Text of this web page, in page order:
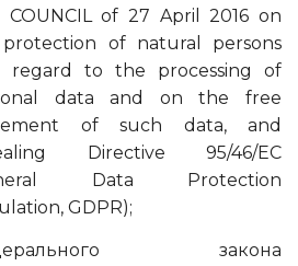
COUNCIL of 27 April 2016 on
of natural persons
regard to the processing of
data and on the free
of such data, and
Directive 95/46/EC
Data Protection
GDPR);
закона